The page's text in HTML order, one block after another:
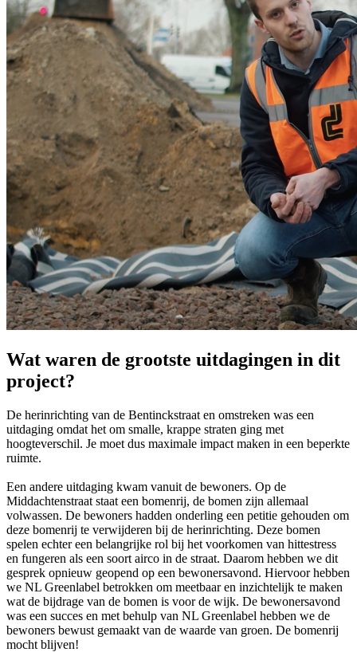
Wat waren de grootste uitdagingen in dit
project?
De herinrichting van de Bentinckstraat en omstreken was een
uitdaging omdat het om smalle, krappe straten ging met
hoogteverschil. Je moet dus maximale impact maken in een beperkte
ruimte.
Een andere uitdaging kwam vanuit de bewoners. Op de
Middachtenstraat staat een bomenrij, de bomen zijn allemaal
volwassen. De bewoners hadden onderling een petitie gehouden om
deze bomenrij te verwijderen bij de herinrichting. Deze bomen
spelen echter een belangrijke rol bij het voorkomen van hittestress
en fungeren als een soort airco in de straat. Daarom hebben we dit
gesprek opnieuw geopend op een bewonersavond. Hiervoor hebben
we NL Greenlabel betrokken om meetbaar en inzichtelijk te maken
wat de bijdrage van de bomen is voor de wijk. De bewonersavond
was een succes en met behulp van NL Greenlabel hebben we de
bewoners bewust gemaakt van de waarde van groen. De bomenrij
mocht blijven!